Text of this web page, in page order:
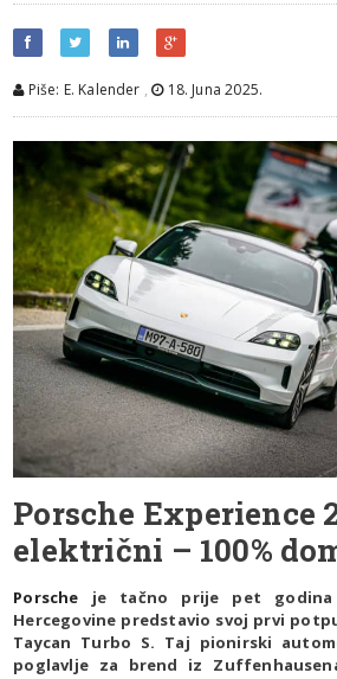
Piše: E. Kalender , 18. Juna 2025.
Porsche Experience
električni – 100%
Porsche je tačno prije pet
Hercegovine predstavio svoj prvi
Taycan Turbo S. Taj pionirski
poglavlje za brend iz